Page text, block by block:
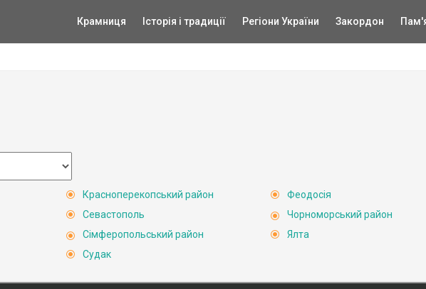
Крамниця Історія і традиції Регіони України Закордон
Красноперекопський район
Севастополь
Сімферопольський район
Судак
Феодосія
Чорноморський район
Ялта